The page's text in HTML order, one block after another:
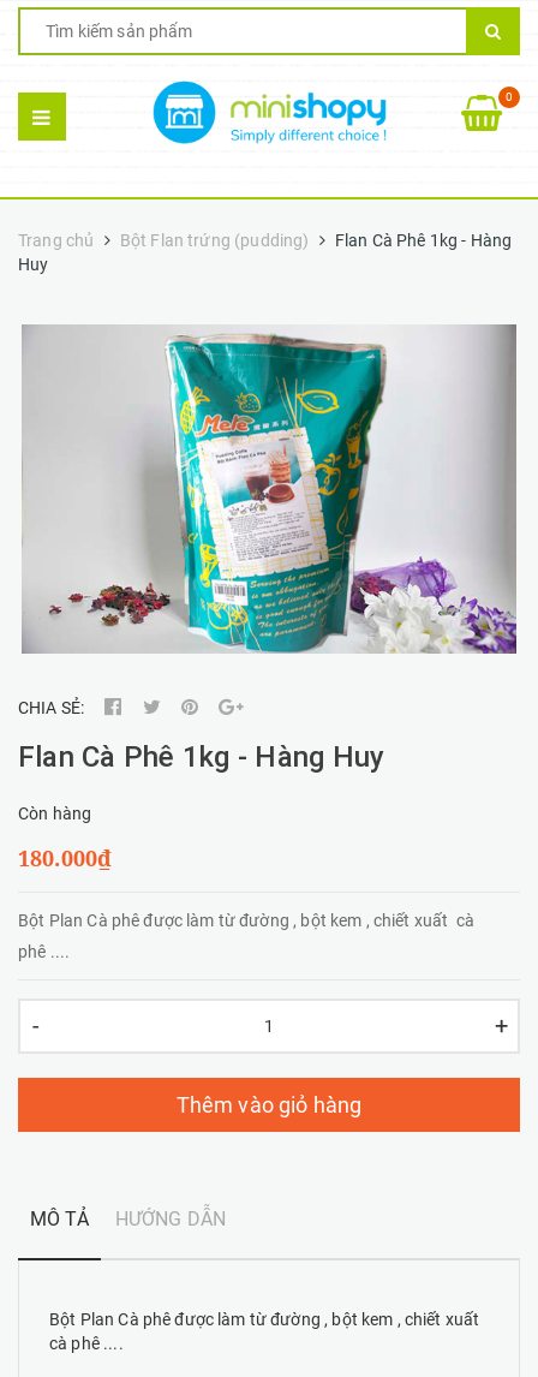
0
Trang chủ Bột Flan trứng (pudding)
Flan Cà Phê 1kg - Hàng
Huy
CHIA SẺ:
Flan Cà Phê 1kg - Hàng Huy
Còn hàng
180.000₫
Bột Plan Cà phê được làm từ đường , bột kem , chiết xuất cà
phê ....
- +
Thêm vào giỏ hàng
MÔ TẢ HƯỚNG DẪN
Bột Plan Cà phê được làm từ đường , bột kem , chiết xuất
cà phê ....